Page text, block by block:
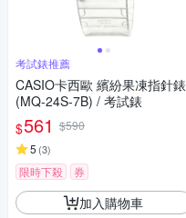
考試錶推薦
CASIO卡西歐 繽紛果凍指針錶
(MQ-24S-7B) / 考試錶
$561 $590
5 (3)
限時下殺 券
加入購物車